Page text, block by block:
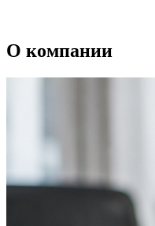
О компании